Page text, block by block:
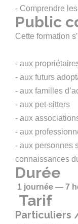
- Comprendre
Public
Cette formation
- aux
- aux futurs
- aux familles
- aux pet-sitters
- aux
- aux
- aux personnes
connaissances
Durée
1 journée — 7
Tarif
Particuliers